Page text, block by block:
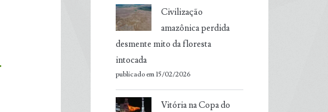
Civilização
amazônica perdida
desmente mito da floresta
intocada
publicado em 15/02/2026
Vitória na Copa do